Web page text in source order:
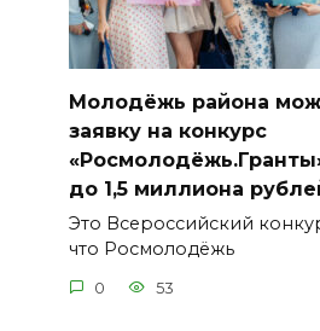
Молодёжь района
заявку на конкурс
до 1,5 миллиона
Это Всероссийский
что Росмолодёжь
0 53